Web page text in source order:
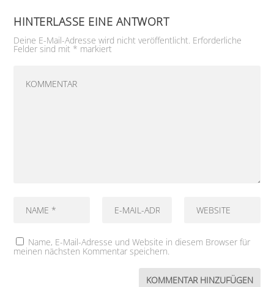
HINTERLASSE EINE ANTWORT
Deine E-Mail-Adresse wird nicht veröffentlicht. Erforderliche
Felder sind mit * markiert
Name, E-Mail-Adresse und Website in diesem Browser für
meinen nächsten Kommentar speichern.